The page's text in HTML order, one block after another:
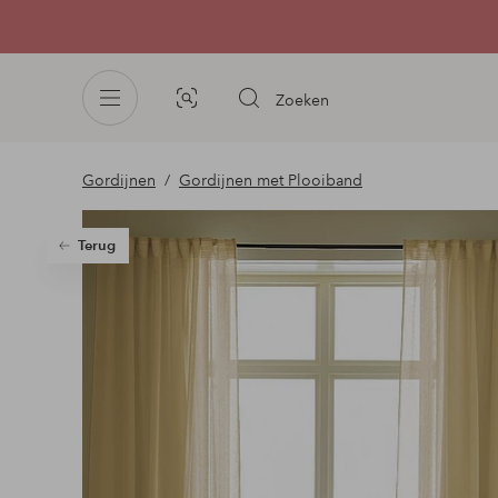
Afbeelding
Zoeken
Gordijnen Gordijnen met Plooiband
Terug